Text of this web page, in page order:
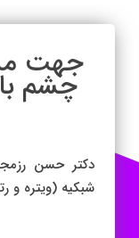
جهت
چشم
دکتر حسن
شبکیه (ویتره و